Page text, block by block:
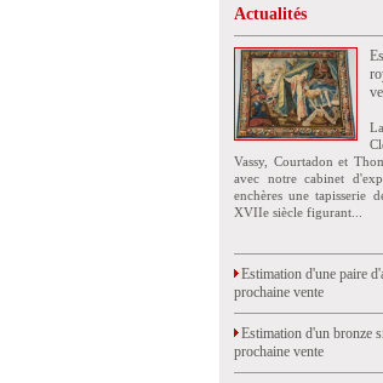
Actualités
Vassy, Courtadon et
avec notre cabinet
enchères une tapisserie
XVIIe siècle figurant...
Estimation d'une paire
prochaine vente
Estimation d'un bronze
prochaine vente